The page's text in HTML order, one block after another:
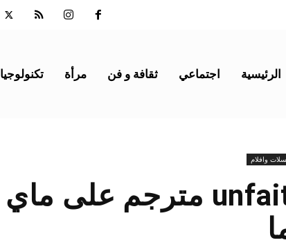
الرئيسية اجتماعي ثقافة و فن مرأة تكنولوجيا
وافلام
مشاهدة فيلم unfaithful 2002 مترجم على ماي